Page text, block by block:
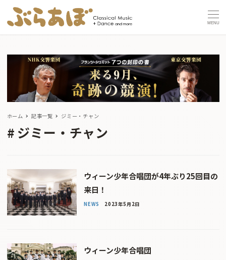
MENU
ホーム 記事一覧 ジミー・チャン
ジミー・チャン
ウィーン少年合唱団が4年ぶり25回目の
来日！
NEWS 2023年5月2日
ウィーン少年合唱団